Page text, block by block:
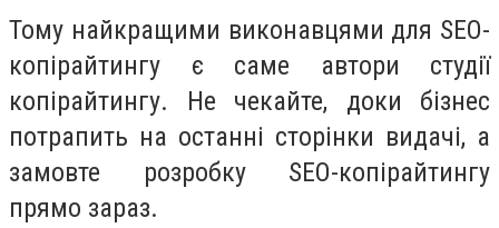
Тому найкращими виконавцями для SEO-
копірайтингу є саме автори студії
копірайтингу. Не чекайте, доки бізнес
потрапить на останні сторінки видачі, а
замовте розробку SEO-копірайтингу
прямо зараз.